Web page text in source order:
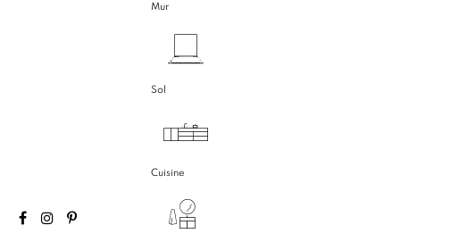
Mur
Sol
Cuisine